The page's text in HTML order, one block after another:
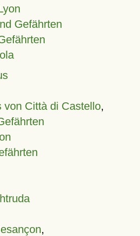
Gefährten
von Città di Castello,
,